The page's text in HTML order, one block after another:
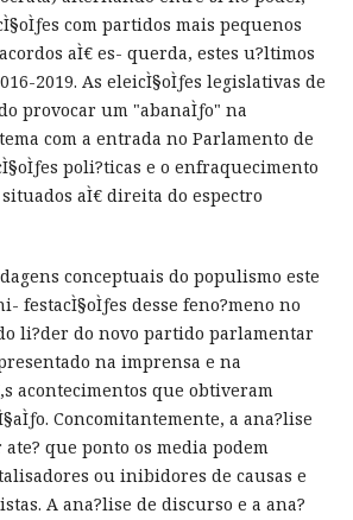
com partidos mais pequenos
aÌ€ es- querda, estes u?ltimos
2019. As eleicÌ§oÌƒes legislativas de
provocar um "abanaÌƒo" na
com a entrada no Parlamento de
poli?ticas e o enfraquecimento
aÌ€ direita do espectro
conceptuais do populismo este
festacÌ§oÌƒes desse feno?meno no
li?der do novo partido parlamentar
na imprensa e na
acontecimentos que obtiveram
Concomitantemente, a ana?lise
que ponto os media podem
ou inibidores de causas e
A ana?lise de discurso e a ana?